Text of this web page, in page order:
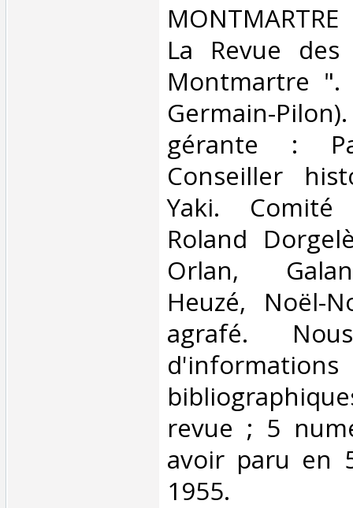
La Revue
Montmartre ".
Germain-
gérante :
Conseiller
Yaki.
Roland
Orlan,
Heuzé, Noël-
agrafé.
d'informations
revue ; 5
avoir paru en
1955.‎